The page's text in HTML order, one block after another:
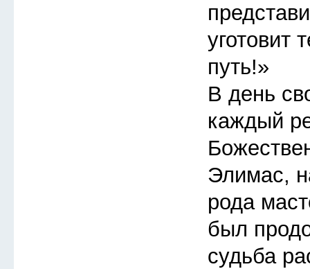
уготовит
путь!»
В день
каждый
Элимас,
рода
был
судьба